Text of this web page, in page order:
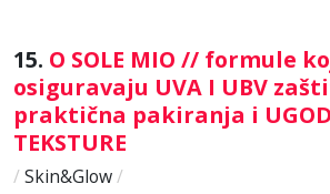
15. O SOLE MIO // formule
osiguravaju UVA I UBV
praktična pakiranja i
TEKSTURE
/ Skin&Glow/